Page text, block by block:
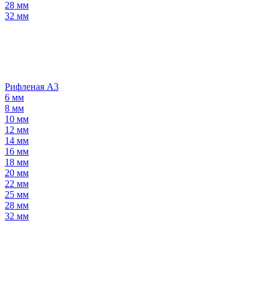
28 мм
32 мм
Рифленая А3
6 мм
8 мм
10 мм
12 мм
14 мм
16 мм
18 мм
20 мм
22 мм
25 мм
28 мм
32 мм